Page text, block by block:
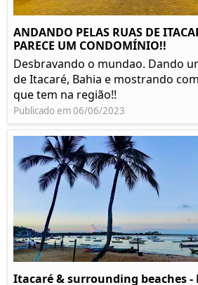
ANDANDO PELAS RUAS DE
PARECE UM CONDOMÍNIO!!
Desbravando o mundao. Dando
de Itacaré, Bahia e mostrando
que tem na região!!
Publicado em 06/06/2023
Itacaré & surrounding beaches -